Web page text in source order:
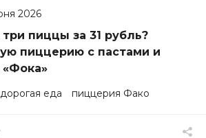
2026
пиццы за 31 рубль?
пиццерию с пастами и
еда пиццерия Фако